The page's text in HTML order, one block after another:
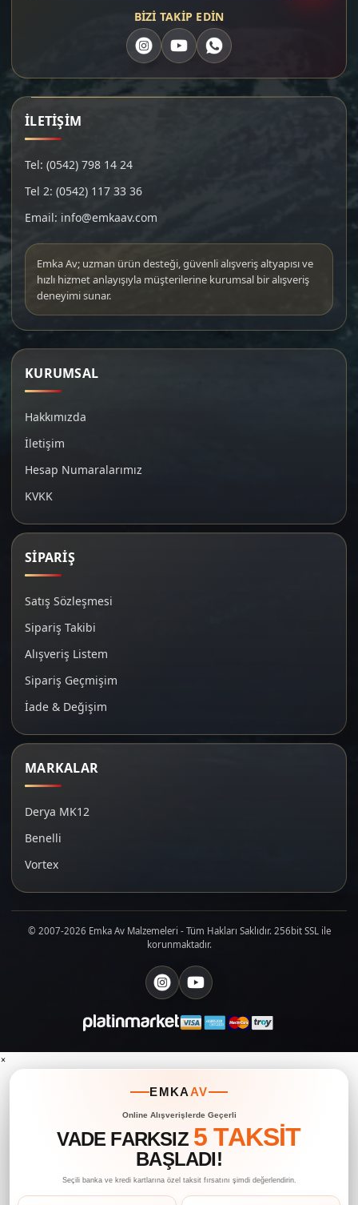
BİZİ TAKİP EDİN
İLETİŞİM
Tel: (0542) 798 14 24
Tel 2: (0542) 117 33 36
Email: info@emkaav.com
Emka Av; uzman ürün desteği, güvenli alışveriş altyapısı ve
hızlı hizmet anlayışıyla müşterilerine kurumsal bir alışveriş
deneyimi sunar.
KURUMSAL
Hakkımızda
İletişim
Hesap Numaralarımız
KVKK
SİPARİŞ
Satış Sözleşmesi
Sipariş Takibi
Alışveriş Listem
Sipariş Geçmişim
İade & Değişim
MARKALAR
Derya MK12
Benelli
Vortex
© 2007-2026 Emka Av Malzemeleri - Tüm Hakları Saklıdır. 256bit SSL ile
korunmaktadır.
×
EMKAAV
Online Alışverişlerde Geçerli
VADE FARKSIZ 5 TAKSİT
BAŞLADI!
Seçili banka ve kredi kartlarına özel taksit fırsatını şimdi değerlendirin.